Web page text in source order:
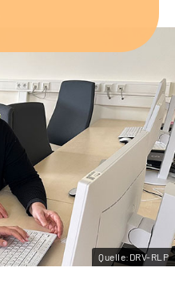
Quelle:DRV-RLP